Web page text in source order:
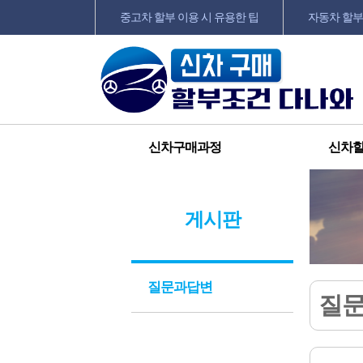
중고차 할부 이용 시 유용한 팁 자동차 할
신차구매과정 신차
게시판
질문과답변
질